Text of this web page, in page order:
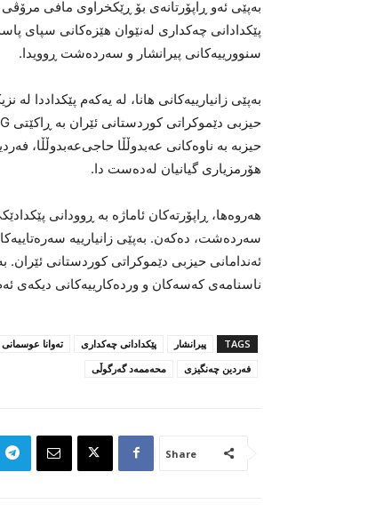
پێکدادانی چەکداری لەنێوان هێزەکانی سپای
سنوورییەکانی پیرانشار و سەردەشت ڕوویدا.
بەپێی زانیارییەکانی هانا، لە یەکەم پێکداددا
حیزبە بە ناوەکانی عەبدوڵڵا حاجی‌عەبدوڵڵا،
هۆرمزیاری گیانیان لەدەست دا.
هەروەها، ڕاپۆرتەکان ئاماژە بە ڕوودانی
سەردەشت، دەکەن. بەپێی زانیارییە
ئەندامانی حیزبی دێموکراتی کوردستانی ئێران.
ناسنامەی کەسەکان و وردەکارییەکانی دیکەی
TAGS پیرانشار پێکدادانی چەکداری تەوانا عوسمانی
فەردین چەنگیزی
محەممەد گەرگوڵی
Share